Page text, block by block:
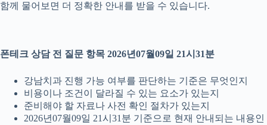
함께 물어보면 더 정확한 안내를 받을 수 있습니다.
폰테크 상담 전 질문 항목 2026년07월09일 21시31분
강남치과 진행 가능 여부를 판단하는 기준은 무엇인지
비용이나 조건이 달라질 수 있는 요소가 있는지
준비해야 할 자료나 사전 확인 절차가 있는지
2026년07월09일 21시31분 기준으로 현재 안내되는 내용인